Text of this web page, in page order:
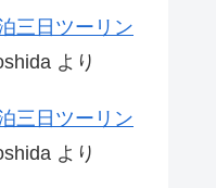
三日ツーリン
より
三日ツーリン
より